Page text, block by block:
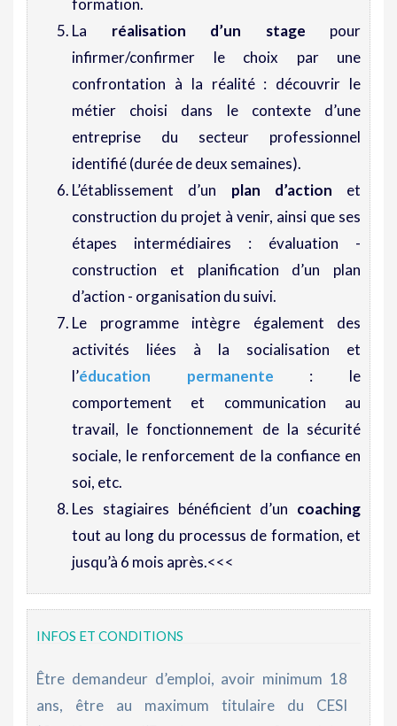
La réalisation d’un stage pour
infirmer/confirmer le choix par une
confrontation à la réalité : découvrir le
métier choisi dans le contexte d’une
entreprise du secteur professionnel
identifié (durée de deux semaines).
L’établissement d’un plan d’action et
construction du projet à venir, ainsi que ses
étapes intermédiaires : évaluation -
construction et planification d’un plan
d’action - organisation du suivi.
Le programme intègre également des
activités liées à la socialisation et
l’éducation permanente : le
comportement et communication au
travail, le fonctionnement de la sécurité
sociale, le renforcement de la confiance en
soi, etc.
Les stagiaires bénéficient d’un coaching
tout au long du processus de formation, et
jusqu’à 6 mois après.<<<
INFOS ET CONDITIONS
Être demandeur d’emploi, avoir minimum 18
ans, être au maximum titulaire du CESI